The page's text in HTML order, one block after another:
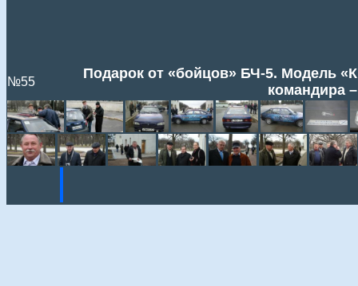
№55
Подарок от «бойцов» БЧ-5. Модель
командира